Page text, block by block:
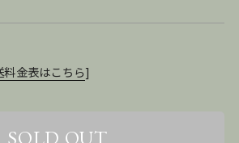
料金表はこちら]